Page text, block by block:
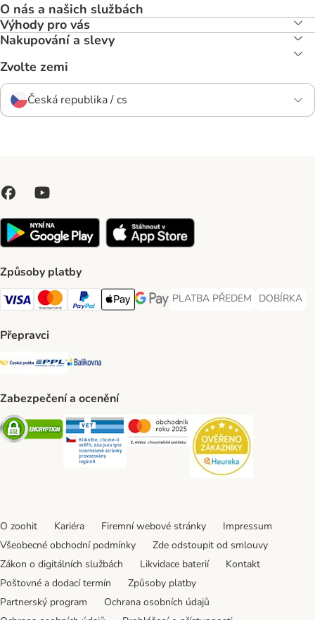
O nás a našich službách
Výhody pro vás
Nakupování a slevy
Zvolte zemi
Česká republika / cs
Způsoby platby
Visa Payment Method
Mastercard Payment Method
PayPal Payment Method
Apple pay Payment Method
GooglePay Payment Method
PLATBA PŘEDEM
PLATBA PŘEDEM Payment
DOBÍRKA
DOBÍRKA
Přepravci
Česká pošta Shipping Method
PPL Shipping Method
Balíkovna Shipping Method
Zabezpečení a ocenění
Security Security Security
O zoohit Kariéra Firemní webové stránky
Impressum
Všeobecné obchodní podmínky
Zde odstoupit od smlouvy
Zákon o digitálních službách
Likvidace baterií
Kontakt
Poštovné a dodací termín
Způsoby platby
Partnerský program
Ochrana osobních údajů